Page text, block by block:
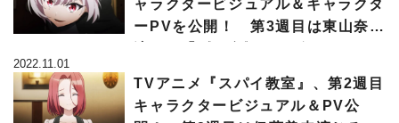
ャラクタービジュアル＆キャラクタ
ーPVを公開！ 第3週目は東山奈央
2022.11.01
TVアニメ『スパイ教室』、第2週目
キャラクタービジュアル＆PV公